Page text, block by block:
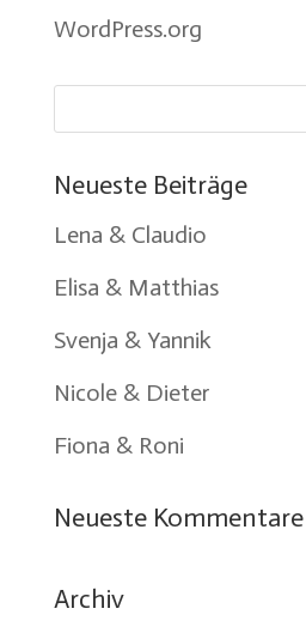
WordPress.org
Neueste Beiträge
Lena & Claudio
Elisa & Matthias
Svenja & Yannik
Nicole & Dieter
Fiona & Roni
Neueste Kommentare
Archiv